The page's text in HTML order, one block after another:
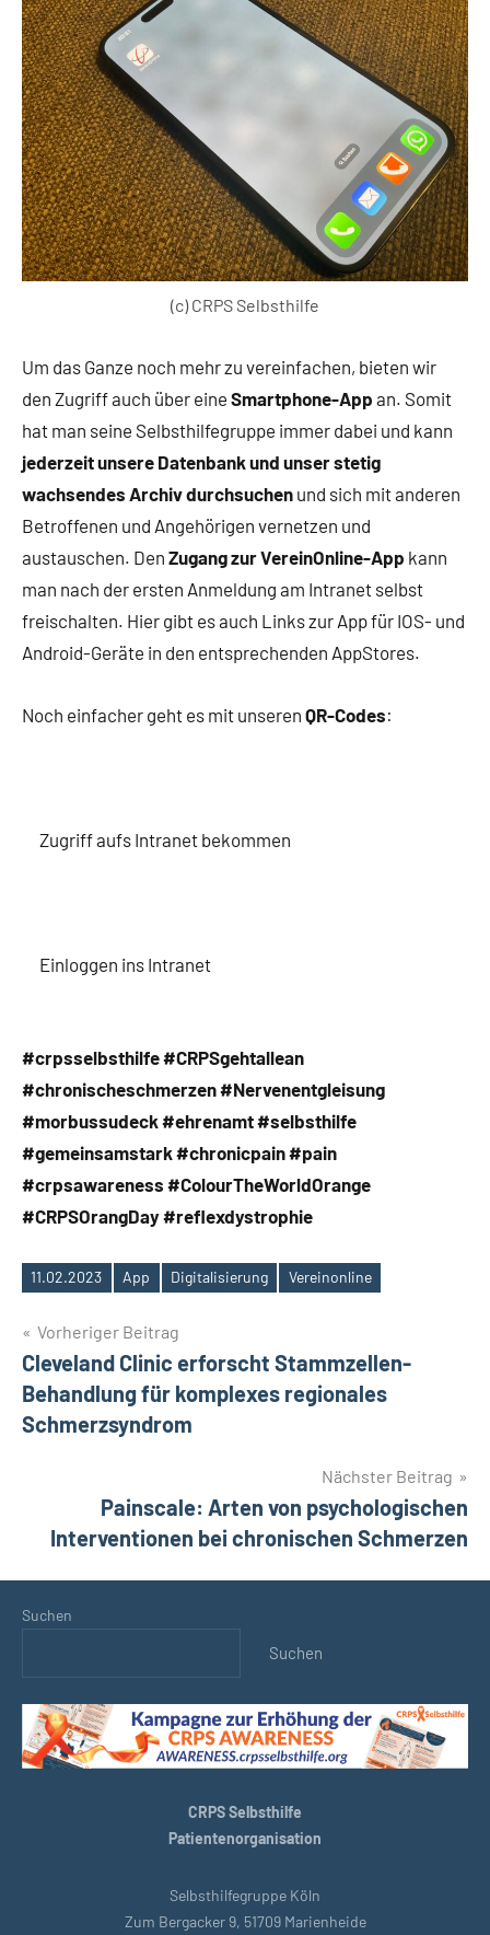
(c) CRPS Selbsthilfe
Um das Ganze noch mehr zu vereinfachen, bieten wir
den Zugriff auch über eine Smartphone-App an. Somit
hat man seine Selbsthilfegruppe immer dabei und kann
jederzeit unsere Datenbank und unser stetig
wachsendes Archiv durchsuchen und sich mit anderen
Betroffenen und Angehörigen vernetzen und
austauschen. Den Zugang zur VereinOnline-App kann
man nach der ersten Anmeldung am Intranet selbst
freischalten. Hier gibt es auch Links zur App für IOS- und
Android-Geräte in den entsprechenden AppStores.
Noch einfacher geht es mit unseren QR-Codes:
Zugriff aufs Intranet bekommen
Einloggen ins Intranet
#crpsselbsthilfe #CRPSgehtallean
#chronischeschmerzen #Nervenentgleisung
#morbussudeck #ehrenamt #selbsthilfe
#gemeinsamstark #chronicpain #pain
#crpsawareness #ColourTheWorldOrange
#CRPSOrangDay #reflexdystrophie
Schlagwörter
11.02.2023 App Digitalisierung Vereinonline
Beitragsnavigation
Vorheriger Beitrag
Cleveland Clinic erforscht Stammzellen-
Behandlung für komplexes regionales
Schmerzsyndrom
Nächster Beitrag
Painscale: Arten von psychologischen
Interventionen bei chronischen Schmerzen
Suchen
Suchen
CRPS Selbsthilfe
Patientenorganisation
Selbsthilfegruppe Köln
Zum Bergacker 9, 51709 Marienheide